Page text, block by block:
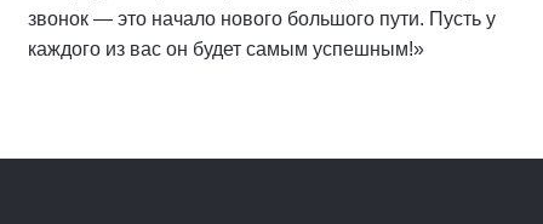
звонок — это начало нового большого пути. Пусть у
каждого из вас он будет самым успешным!»